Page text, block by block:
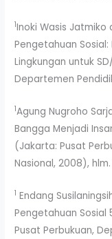
1Inoki Wasis Jatmiko
Pengetahuan
Lingkungan untuk
Departemen
1Agung Nugroho
Bangga Menjadi
(Jakarta: Pusat
Nasional, 2008), hlm.
1 Endang
Pengetahuan Sosial
Pusat Perbukuan,